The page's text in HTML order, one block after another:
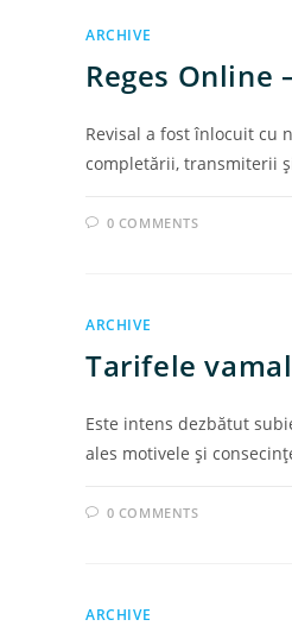
ARCHIVE
Reges Online
Revisal a fost înlocuit cu
completării, transmiterii
0 COMMENTS
ARCHIVE
Tarifele
Este intens dezbătut
ales motivele şi
0 COMMENTS
ARCHIVE